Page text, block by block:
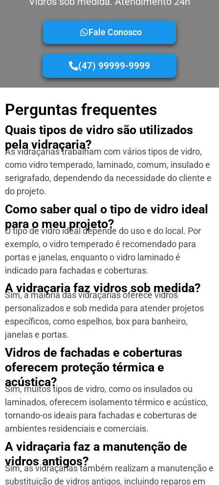
Fale Conosco
(47) 99999-9999
Perguntas frequentes
Quais tipos de vidro são utilizados
pela vidraçaria?
As vidraçarias trabalham com vários tipos de vidro,
como vidro temperado, laminado, comum, insulado e
serigrafado, dependendo da necessidade do cliente e
do projeto.
Como saber qual o tipo de vidro ideal
para o meu projeto?
O tipo de vidro ideal depende do uso e do local. Por
exemplo, o vidro temperado é recomendado para
portas e janelas, enquanto o vidro laminado é
indicado para fachadas e coberturas.
A vidraçaria faz vidros sob medida?
Sim, a maioria das vidraçarias oferece vidros
personalizados e sob medida para atender projetos
específicos, como espelhos, box para banheiro,
janelas e portas.
Vidros de fachadas e coberturas
oferecem proteção térmica e
acústica?
Sim, muitos tipos de vidro, como os insulados ou
laminados, oferecem isolamento térmico e acústico,
tornando-os ideais para fachadas e coberturas de
ambientes residenciais e comerciais.
A vidraçaria faz a manutenção de
vidros antigos?
Sim, as vidraçarias também realizam a manutenção e
substituição de vidros antigos, incluindo reparos em